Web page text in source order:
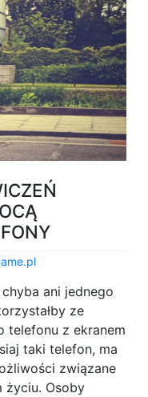
ani jednego
ze
telefonu z ekranem
taki telefon, ma
związane
życiu. Osoby